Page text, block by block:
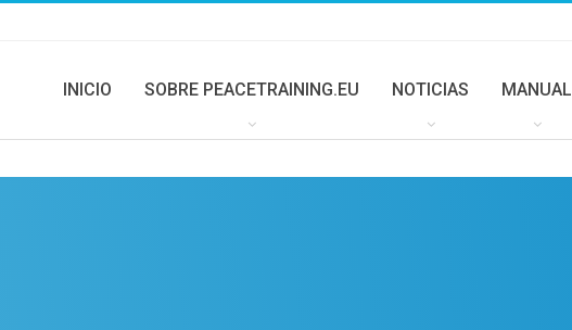
INICIO SOBRE PEACETRAINING.EU NOTICIAS MANUAL